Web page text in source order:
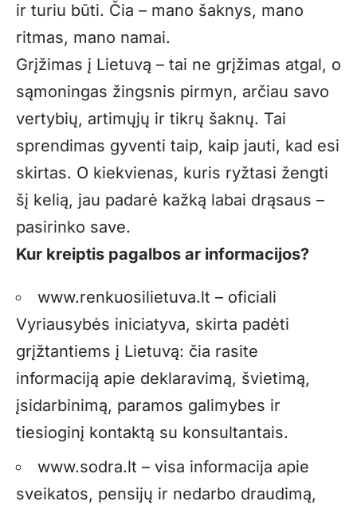
ir turiu būti. Čia – mano šaknys, mano
ritmas, mano namai.
Grįžimas į Lietuvą – tai ne grįžimas atgal, o
sąmoningas žingsnis pirmyn, arčiau savo
vertybių, artimųjų ir tikrų šaknų. Tai
sprendimas gyventi taip, kaip jauti, kad esi
skirtas. O kiekvienas, kuris ryžtasi žengti
šį kelią, jau padarė kažką labai drąsaus –
pasirinko save.
Kur kreiptis pagalbos ar informacijos?
www.renkuosilietuva.lt – oficiali
Vyriausybės iniciatyva, skirta padėti
grįžtantiems į Lietuvą: čia rasite
informaciją apie deklaravimą, švietimą,
įsidarbinimą, paramos galimybes ir
tiesioginį kontaktą su konsultantais.
www.sodra.lt – visa informacija apie
sveikatos, pensijų ir nedarbo draudimą,